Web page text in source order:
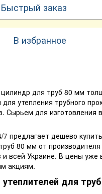
Быстрый заказ
В избранное
для труб 80 мм
утепления трубного
Сырьем для изготовления
7 предлагает дешево купить
80 мм от производителя
и всей Украине. В цены уже
акциям.
для труб